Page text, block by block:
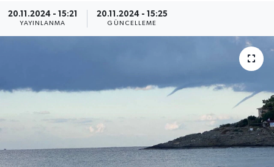
20.11.2024 - 15:21
YAYINLANMA
20.11.2024 - 15:25
GÜNCELLEME